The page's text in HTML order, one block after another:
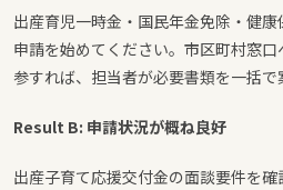
出産育児一時金・国民年金免除・健
申請を始めてください。市区町村窓
参すれば、担当者が必要書類を一括で
Result B: 申請状況が概ね良好
出産子育て応援交付金の面談要件を